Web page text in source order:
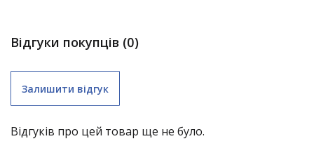
Відгуки покупців (0)
Залишити відгук
Відгуків про цей товар ще не було.